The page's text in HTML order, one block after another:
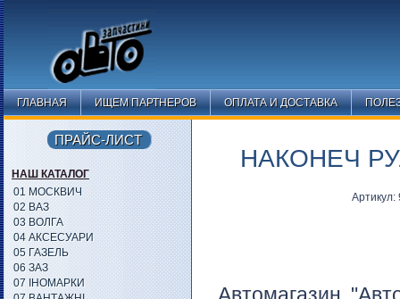
ГЛАВНАЯ ИЩЕМ ПАРТНЕРОВ ОПЛАТА И ДОСТАВКА
НАКОНЕЧ
ПРАЙС-ЛИСТ
НАШ КАТАЛОГ
01 МОСКВИЧ
02 ВАЗ
03 ВОЛГА
04 АКСЕСУАРИ
05 ГАЗЕЛЬ
06 ЗАЗ
07 ІНОМАРКИ